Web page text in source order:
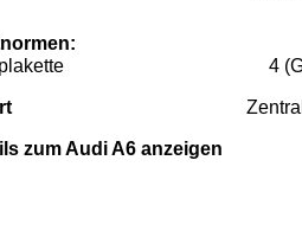
4
zum Audi A6 anzeigen